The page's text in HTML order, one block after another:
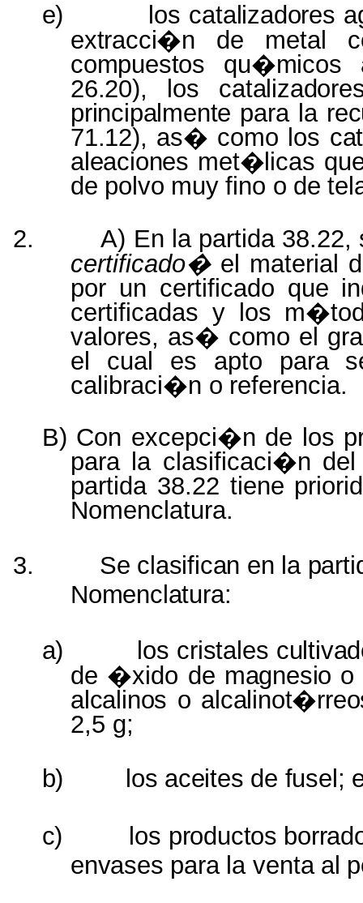
e)
los catalizadores
extracci�n de metal
compuestos qu�micos
26.20),
los
principalmente para la
71.12), as� como los
aleaciones met�licas
de polvo muy fino o de
2.
A) En la partida
certificado� el material
por un certificado que
certificadas y los
valores, as� como el
el
cual es apto para
calibraci�n o referencia.
B) Con excepci�n de los
para la clasificaci�n del
partida 38.22 tiene
Nomenclatura.
3.
Se clasifican en la
Nomenclatura:
a)
los cristales
de �xido de magnesio
alcalinos o
2,5 g;
b)
los aceites de fusel;
c) los productos
envases para la venta al